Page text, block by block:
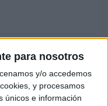
para nosotros
y/o accedemos
y procesamos
únicos e información